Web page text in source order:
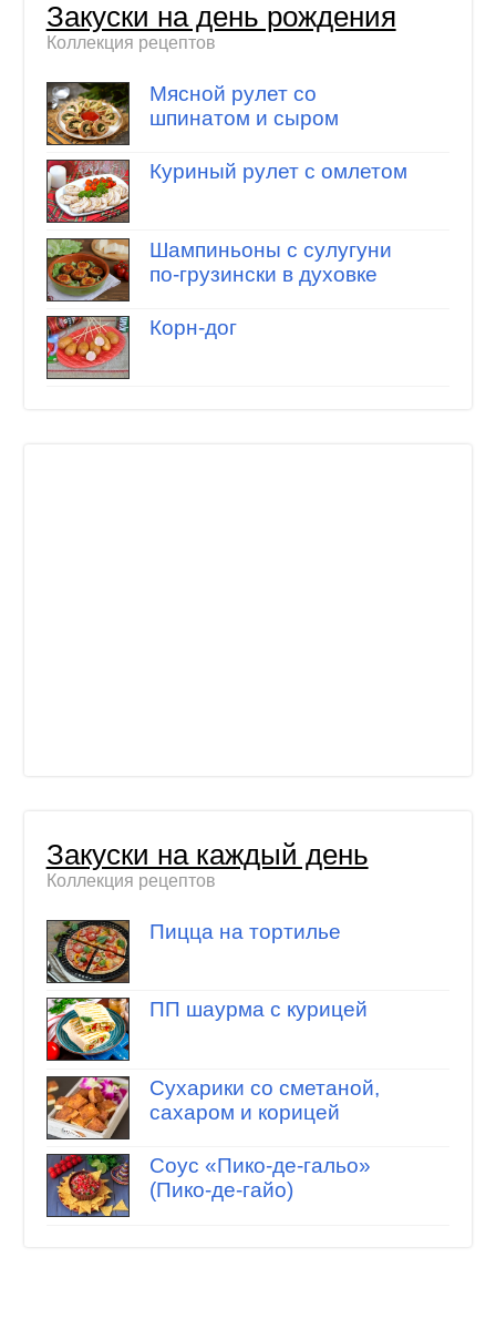
Закуски на день рождения
Коллекция рецептов
Мясной рулет со
шпинатом и сыром
Куриный рулет с омлетом
Шампиньоны с сулугуни
по-грузински в духовке
Корн-дог
Закуски на каждый день
Коллекция рецептов
Пицца на тортилье
ПП шаурма с курицей
Сухарики со сметаной,
сахаром и корицей
Соус «Пико-де-гальо»
(Пико-де-гайо)